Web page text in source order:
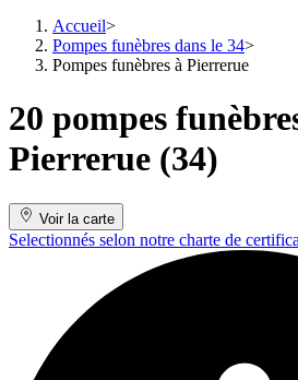
Accueil
Pompes funèbres dans le 34
Pompes funèbres à Pierrerue
20 pompes
Pierrerue (34)
Voir la carte
Selectionnés selon notre charte de